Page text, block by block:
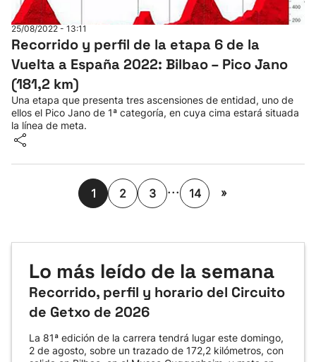
25/08/2022 - 13:11
Recorrido y perfil de la etapa 6 de la
Vuelta a España 2022: Bilbao – Pico Jano
(181,2 km)
Una etapa que presenta tres ascensiones de entidad, uno de
ellos el Pico Jano de 1ª categoría, en cuya cima estará situada
la línea de meta.
1 2 3 ... 14 »
Lo más leído de la semana
Recorrido, perfil y horario del Circuito
de Getxo de 2026
La 81ª edición de la carrera tendrá lugar este domingo,
2 de agosto, sobre un trazado de 172,2 kilómetros, con